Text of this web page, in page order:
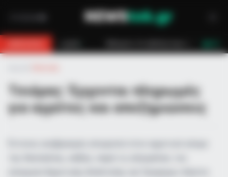
Τσιάρας: Έρχονται πληρωμές
για αγρότες και αποζημιώσεις